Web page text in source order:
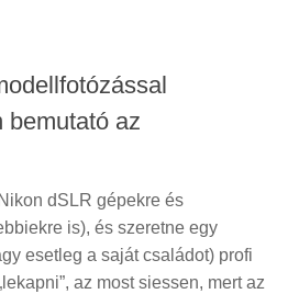
bemutató az
dSLR gépekre és
is), és szeretne egy
esetleg a saját családot) profi
az most siessen, mert az